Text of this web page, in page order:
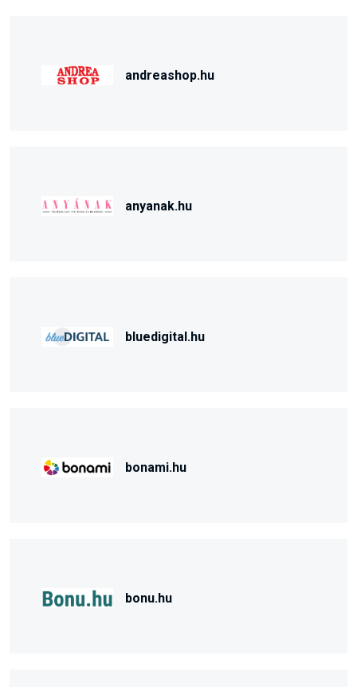
andreashop.hu
anyanak.hu
bluedigital.hu
bonami.hu
bonu.hu